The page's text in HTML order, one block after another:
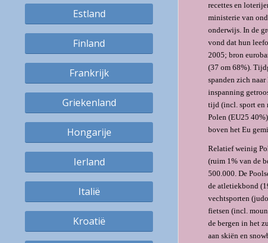
Estland
Finland
Frankrijk
Griekenland
Hongarije
Ierland
Italië
Kroatië
recettes en
ministerie van
onderwijs. In de
vond dat hun
2005; bron
(37 om 68%).
spanden zich
inspanning
tijd (incl. sport en
Polen (EU25
boven het Eu
Relatief weinig
(ruim 1% van de
500.000. De
de atletiekbond
vechtsporten
fietsen (incl.
de bergen in het
aan skiën en